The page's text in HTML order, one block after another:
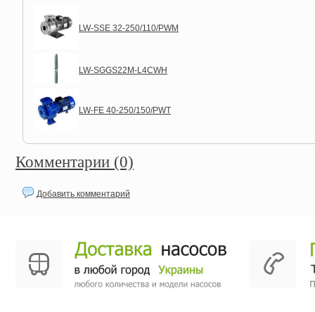
LW-SSE 32-250/110/PWM
LW-SGGS22M-L4CWH
LW-FE 40-250/150/PWT
Комментарии (0)
Добавить комментарий